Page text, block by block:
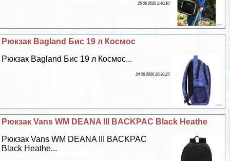
25 06 2026 2:40:10
Рюкзак Bagland Бис 19 л Космос
Рюкзак Bagland Бис 19 л Космос...
24 06 2026 20:30:25
Рюкзак Vans WM DEANA III BACKPAC Black Heathe
Рюкзак Vans WM DEANA III BACKPAC
Black Heathe...